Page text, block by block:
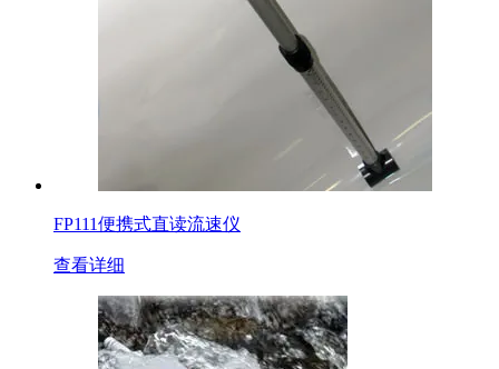
FP111便携式直读流速仪
查看详细